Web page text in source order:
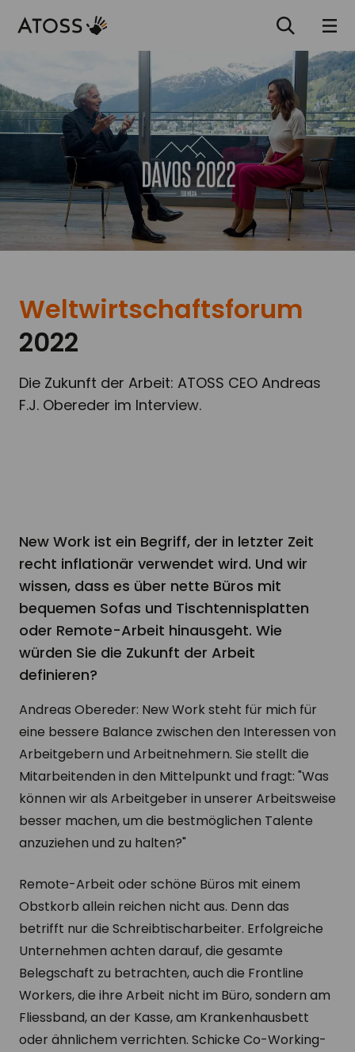
Weltwirtschaftsforum
2022
Die Zukunft der Arbeit: ATOSS CEO Andreas
F.J. Obereder im Interview.
New Work ist ein Begriff, der in letzter Zeit
recht inflationär verwendet wird. Und wir
wissen, dass es über nette Büros mit
bequemen Sofas und Tischtennisplatten
oder Remote-Arbeit hinausgeht. Wie
würden Sie die Zukunft der Arbeit
definieren?
Andreas Obereder: New Work steht für mich für
eine bessere Balance zwischen den Interessen von
Arbeitgebern und Arbeitnehmern. Sie stellt die
Mitarbeitenden in den Mittelpunkt und fragt: "Was
können wir als Arbeitgeber in unserer Arbeitsweise
besser machen, um die bestmöglichen Talente
anzuziehen und zu halten?"
Remote-Arbeit oder schöne Büros mit einem
Obstkorb allein reichen nicht aus. Denn das
betrifft nur die Schreibtischarbeiter. Erfolgreiche
Unternehmen achten darauf, die gesamte
Belegschaft zu betrachten, auch die Frontline
Workers, die ihre Arbeit nicht im Büro, sondern am
Fliessband, an der Kasse, am Krankenhausbett
oder ähnlichem verrichten. Schicke Co-Working-